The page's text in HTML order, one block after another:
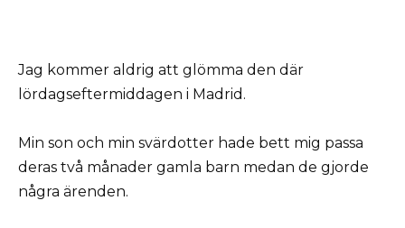
Jag kommer aldrig att glömma den där
lördagseftermiddagen i Madrid.
Min son och min svärdotter hade bett mig passa
deras två månader gamla barn medan de gjorde
några ärenden.